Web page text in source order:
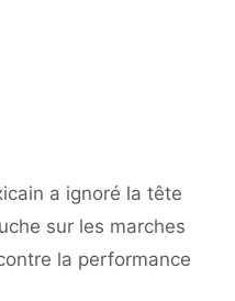
a ignoré la tête
sur les marches
la performance